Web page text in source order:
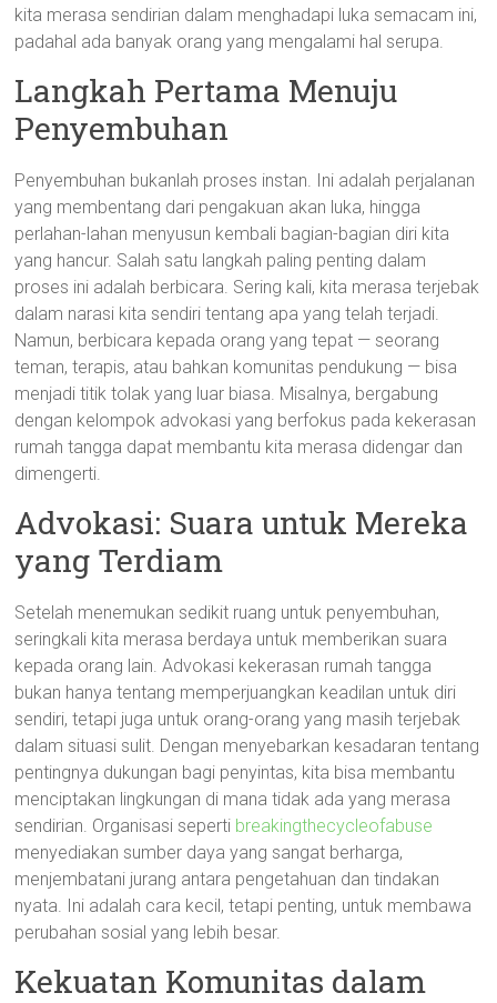
kita merasa sendirian dalam menghadapi luka semacam ini,
padahal ada banyak orang yang mengalami hal serupa.
Langkah Pertama Menuju
Penyembuhan
Penyembuhan bukanlah proses instan. Ini adalah perjalanan
yang membentang dari pengakuan akan luka, hingga
perlahan-lahan menyusun kembali bagian-bagian diri kita
yang hancur. Salah satu langkah paling penting dalam
proses ini adalah berbicara. Sering kali, kita merasa terjebak
dalam narasi kita sendiri tentang apa yang telah terjadi.
Namun, berbicara kepada orang yang tepat — seorang
teman, terapis, atau bahkan komunitas pendukung — bisa
menjadi titik tolak yang luar biasa. Misalnya, bergabung
dengan kelompok advokasi yang berfokus pada kekerasan
rumah tangga dapat membantu kita merasa didengar dan
dimengerti.
Advokasi: Suara untuk Mereka
yang Terdiam
Setelah menemukan sedikit ruang untuk penyembuhan,
seringkali kita merasa berdaya untuk memberikan suara
kepada orang lain. Advokasi kekerasan rumah tangga
bukan hanya tentang memperjuangkan keadilan untuk diri
sendiri, tetapi juga untuk orang-orang yang masih terjebak
dalam situasi sulit. Dengan menyebarkan kesadaran tentang
pentingnya dukungan bagi penyintas, kita bisa membantu
menciptakan lingkungan di mana tidak ada yang merasa
sendirian. Organisasi seperti breakingthecycleofabuse
menyediakan sumber daya yang sangat berharga,
menjembatani jurang antara pengetahuan dan tindakan
nyata. Ini adalah cara kecil, tetapi penting, untuk membawa
perubahan sosial yang lebih besar.
Kekuatan Komunitas dalam